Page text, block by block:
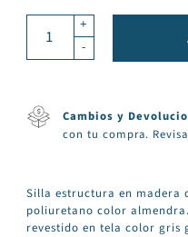
+
-
Cambios y
con tu compra.
Silla estructura en madera
poliuretano color
revestido en tela color gris